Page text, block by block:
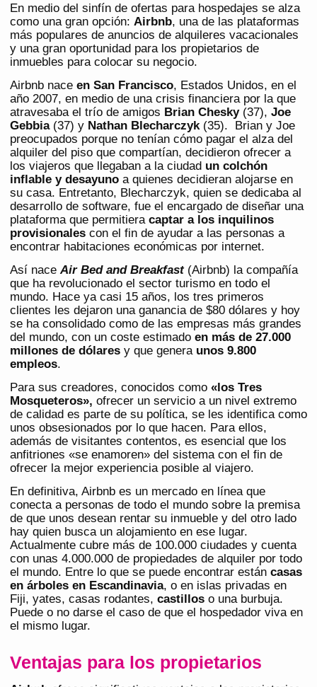
En medio del sinfín de ofertas para hospedajes se alza
como una gran opción: Airbnb, una de las plataformas
más populares de anuncios de alquileres vacacionales
y una gran oportunidad para los propietarios de
inmuebles para colocar su negocio.
Airbnb nace en San Francisco, Estados Unidos, en el
año 2007, en medio de una crisis financiera por la que
atravesaba el trío de amigos Brian Chesky(37), Joe
Gebbia (37) y Nathan Blecharczyk(35). Brian y Joe
preocupados porque no tenían cómo pagar el alza del
alquiler del piso que compartían, decidieron ofrecer a
los viajeros que llegaban a la ciudad un colchón
inflable y desayuno a quienes decidieran alojarse en
su casa. Entretanto, Blecharczyk, quien se dedicaba al
desarrollo de software, fue el encargado de diseñar una
plataforma que permitiera captar a los inquilinos
provisionales con el fin de ayudar a las personas a
encontrar habitaciones económicas por internet.
Así naceAir Bed and Breakfast (Airbnb) la compañía
que ha revolucionado el sector turismo en todo el
mundo. Hace ya casi 15 años, los tres primeros
clientes les dejaron una ganancia de $80 dólares y hoy
se ha consolidado como de las empresas más grandes
del mundo, con un coste estimado en más de 27.000
millones de dólares y que genera unos 9.800
empleos.
Para sus creadores, conocidos como «los Tres
Mosqueteros», ofrecer un servicio a un nivel extremo
de calidad es parte de su política, se les identifica como
unos obsesionados por lo que hacen. Para ellos,
además de visitantes contentos, es esencial que los
anfitriones «se enamoren» del sistema con el fin de
ofrecer la mejor experiencia posible al viajero.
En definitiva, Airbnb es un mercado en línea que
conecta a personas de todo el mundo sobre la premisa
de que unos desean rentar su inmueble y del otro lado
hay quien busca un alojamiento en ese lugar.
Actualmente cubre más de 100.000 ciudades y cuenta
con unas 4.000.000 de propiedades de alquiler por todo
el mundo. Entre lo que se puede encontrar están casas
en árboles en Escandinavia, o en islas privadas en
Fiji, yates, casas rodantes, castillos o una burbuja.
Puede o no darse el caso de que el hospedador viva en
el mismo lugar.
Ventajas para los propietarios